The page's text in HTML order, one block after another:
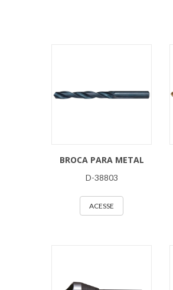
BROCA PARA METAL
D-38803
ACESSE